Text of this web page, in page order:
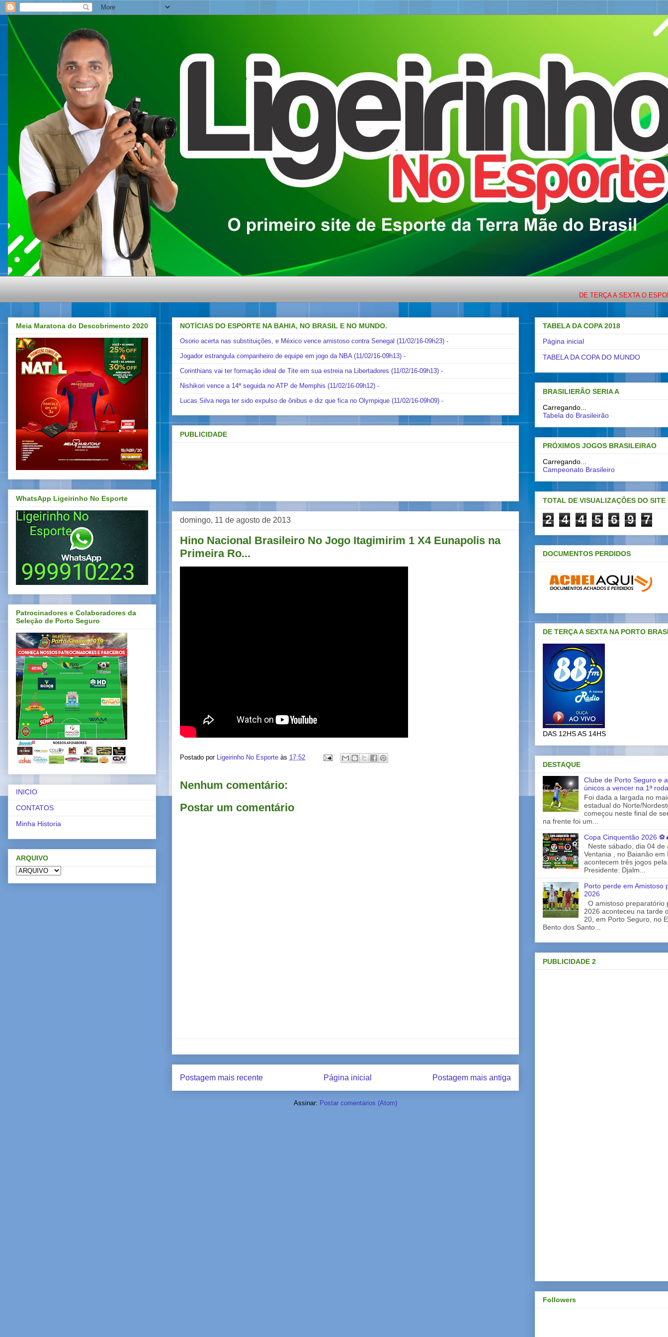
DE TERÇA A SEXTA O ESPORTE
NOTÍCIAS DO ESPORTE NA BAHIA, NO BRASIL E NO MUNDO.
Osorio acerta nas substituições, e México vence amistoso contra Senegal (11/02/16-09h23) -
Jogador estrangula companheiro de equipe em jogo da NBA (11/02/16-09h13) -
Corinthians vai ter formação ideal de Tite em sua estreia na Libertadores (11/02/16-09h13) -
Nishikori vence a 14ª seguida no ATP de Memphis (11/02/16-09h12) -
Lucas Silva nega ter sido expulso de ônibus e diz que fica no Olympique (11/02/16-09h09) -
PUBLICIDADE
domingo, 11 de agosto de 2013
Hino Nacional Brasileiro No Jogo Itagimirim 1 X4 Eunapolis na
Primeira Ro...
Postado por Ligeirinho No Esporte às 17:52
Nenhum comentário:
Postar um comentário
Postagem mais recente Postagem mais antiga
Página inicial
Assinar: Postar comentários (Atom)
Meia Maratona do Descobrimento 2020
WhatsApp Ligeirinho No Esporte
Patrocinadores e Colaboradores da
Seleção de Porto Seguro
INICIO
CONTATOS
Minha Historia
ARQUIVO
TABELA DA COPA 2018
Página inicial
TABELA DA COPA DO MUNDO
BRASILIERÃO SERIA A
Carregando...
Tabela do Brasileirão
PRÓXIMOS JOGOS BRASILEIRAO
Carregando...
Campeonato Brasileiro
TOTAL DE VISUALIZAÇÕES DO SITE
2 4 4 5 6 9 7
DOCUMENTOS PERDIDOS
DE TERÇA A SEXTA NA PORTO
DAS 12HS AS 14HS
DESTAQUE
Clube de Porto Seguro e
únicos a vencer na 1ª
Foi dada a largada no
estadual do Norte/
começou neste final de
na frente foi um...
Copa Cinquentão 2026
Neste sábado, dia 04 de
Ventania , no Baianão em
acontecem três jogos
Presidente: Djalm...
Porto perde em Amistoso
2026
O amistoso preparatório
2026 aconteceu na tarde
20, em Porto Seguro, no
Bento dos Santo...
PUBLICIDADE 2
Followers